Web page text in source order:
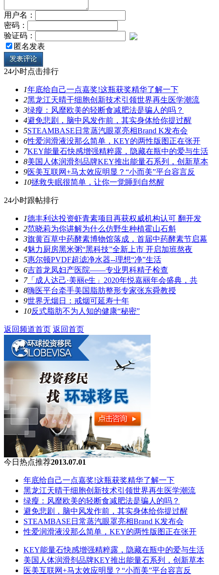
用户名：
密码：
验证码：
匿名发表
24小时点击排行
1年底给自己一点嘉奖!这瓶获奖精华了解一下
2黑龙江天晴干细胞创新技术引领世界再生医学潮流
3绿瘦：风靡欧美的轻断食减肥法是骗人的吗？
4避免悲剧，脑中风发作前，其实身体给你提过醒
5STEAMBASE日常蒸汽眼罩亮相Brand K发布会
6性爱润滑液没那么简单，KEY的两性版图正在张开
7KEY能量石快感增强精粹露，隐藏在瓶中的爱与生活
8美国人体润滑剂品牌KEY推出能量石系列，创新草本
9医美互联网+马太效应明显？“小而美”平台容言反
10拯救失眠很简单，让你一觉睡到自然醒
24小时跟帖排行
1德丰利达投资虾青素项目再获权威机构认可 翻开发
2范晓莉为你讲解为什么仿野生种植霍山石斛
3旗黄百草中药酵素博物馆落成，首届中药酵素节启幕
4魅力厨房黑米粥“黑科技”全新上市 开启加班熬夜
5惠尔顿PVDF超滤净水器--理想“净”生活
6吉首龙凤妇产医院——专业男科精子检查
7「成人达己·美丽e生」2020年悦嘉丽年会盛典，共
8嗨医平台牵手美国脂肪整形专家张东舜教授
9世界无烟日：戒烟可延寿十年
10反式脂肪不为人知的健康“秘密”
返回频道首页 返回首页
今日热点推荐2013.07.01
年底给自己一点嘉奖!这瓶获奖精华了解一下
黑龙江天晴干细胞创新技术引领世界再生医学潮流
绿瘦：风靡欧美的轻断食减肥法是骗人的吗？
避免悲剧，脑中风发作前，其实身体给你提过醒
STEAMBASE日常蒸汽眼罩亮相Brand K发布会
性爱润滑液没那么简单，KEY的两性版图正在张开
KEY能量石快感增强精粹露，隐藏在瓶中的爱与生活
美国人体润滑剂品牌KEY推出能量石系列，创新草本
医美互联网+马太效应明显？“小而美”平台容言反